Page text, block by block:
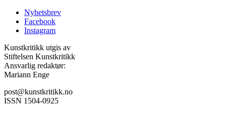
Nyhetsbrev
Facebook
Instagram
Kunstkritikk utgis av
Stiftelsen Kunstkritikk
Ansvarlig redaktør:
Mariann Enge
post@kunstkritikk.no
ISSN 1504-0925